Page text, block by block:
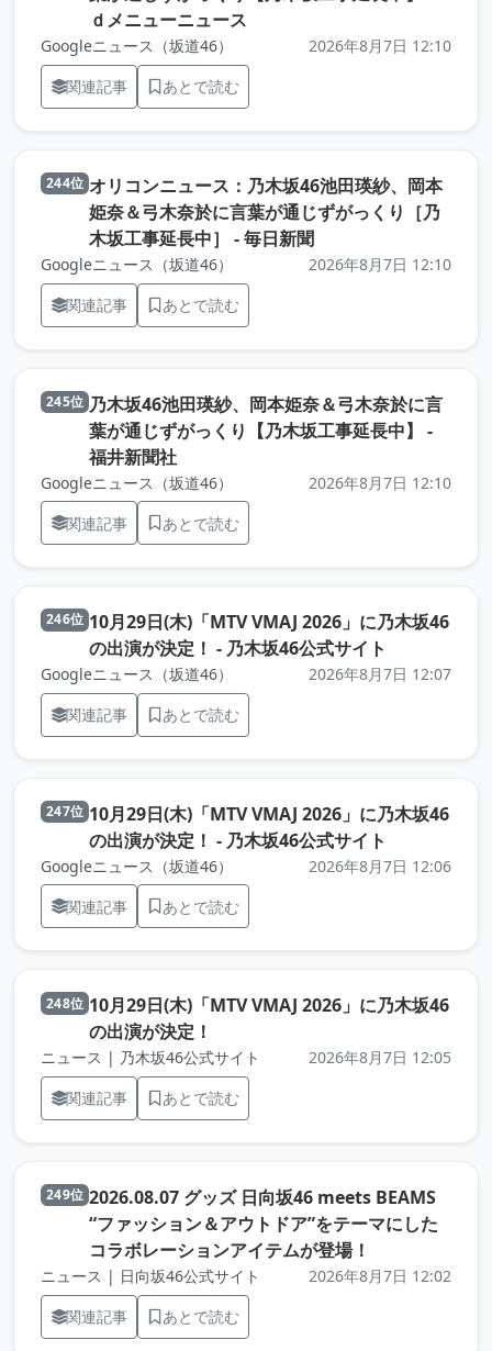
ｄメニューニュース
Googleニュース（坂道46）
2026年8月7日 12:10
関連記事
あとで読む
244位 オリコンニュース：乃木坂46池田瑛紗、岡本
姫奈＆弓木奈於に言葉が通じずがっくり［乃
木坂工事延長中］ - 毎日新聞（元記事を新しいタ
Googleニュース（坂道46）
2026年8月7日 12:10
関連記事
あとで読む
245位 乃木坂46池田瑛紗、岡本姫奈＆弓木奈於に言
葉が通じずがっくり【乃木坂工事延長中】 -
福井新聞社（元記事を新しいタブで開きます）
Googleニュース（坂道46）
2026年8月7日 12:10
関連記事
あとで読む
246位 10月29日(木)「MTV VMAJ 2026」に乃木坂46
の出演が決定！ - 乃木坂46公式サイト
Googleニュース（坂道46）
2026年8月7日 12:07
関連記事
あとで読む
247位 10月29日(木)「MTV VMAJ 2026」に乃木坂46
の出演が決定！ - 乃木坂46公式サイト
Googleニュース（坂道46）
2026年8月7日 12:06
関連記事
あとで読む
248位 10月29日(木)「MTV VMAJ 2026」に乃木坂46
の出演が決定！
ニュース | 乃木坂46公式サイト
2026年8月7日 12:05
関連記事
あとで読む
249位 2026.08.07 グッズ 日向坂46 meets BEAMS
“ファッション＆アウトドア”をテーマにした
コラボレーションアイテムが登場！
ニュース | 日向坂46公式サイト
2026年8月7日 12:02
関連記事
あとで読む